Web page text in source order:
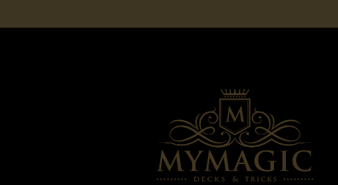
SPEDIZIONE GRATUITA PER ORDINI SUPERIORI